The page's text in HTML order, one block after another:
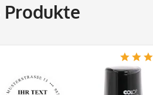
Produkte